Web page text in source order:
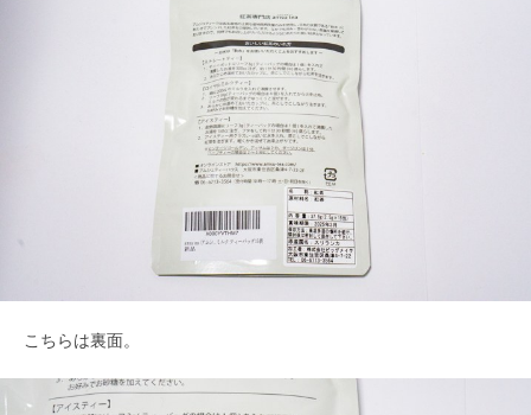
こちらは裏面。